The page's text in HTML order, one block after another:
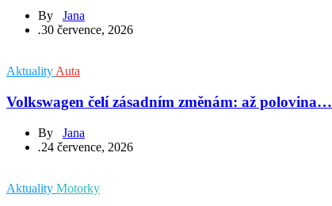
By Jana
.30 července, 2026
Aktuality Auta
Volkswagen čelí zásadním změnám: až polovina…
By Jana
.24 července, 2026
Aktuality Motorky